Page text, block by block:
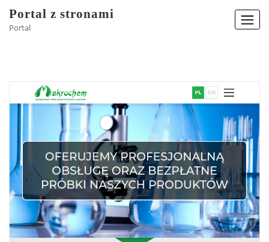
content
Portal z stronami
Portal